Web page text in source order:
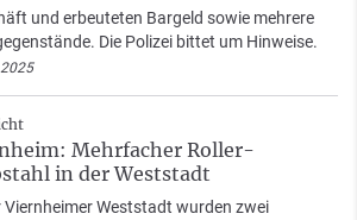
und erbeuteten Bargeld sowie mehrere
Die Polizei bittet um Hinweise.
Mehrfacher Roller-
in der Weststadt
Viernheimer Weststadt wurden zwei